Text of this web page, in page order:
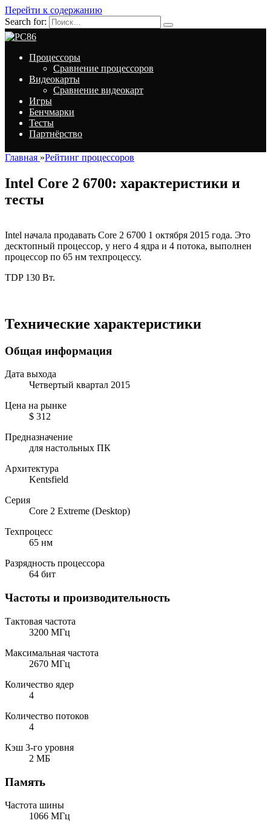
Перейти к содержанию
Search for:
Процессоры
Сравнение процессоров
Видеокарты
Сравнение видеокарт
Игры
Бенчмарки
Тесты
Партнёрство
Главная »Рейтинг процессоров
Intel Core 2 6700: характеристики и
тесты
Intel начала продавать Core 2 6700 1 октября 2015 года. Это
десктопный процессор, у него 4 ядра и 4 потока, выполнен
процессор по 65 нм техпроцессу.
TDP 130 Вт.
Технические характеристики
Общая информация
Дата выхода
Четвертый квартал 2015
Цена на рынке
$ 312
Предназначение
для настольных ПК
Архитектура
Kentsfield
Серия
Core 2 Extreme (Desktop)
Техпроцесс
65 нм
Разрядность процессора
64 бит
Частоты и производительность
Тактовая частота
3200 МГц
Максимальная частота
2670 МГц
Количество ядер
4
Количество потоков
4
Кэш 3-го уровня
2 МБ
Память
Частота шины
1066 МГц